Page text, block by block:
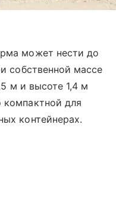
может нести до
собственной массе
м и высоте 1,4 м
компактной для
контейнерах.